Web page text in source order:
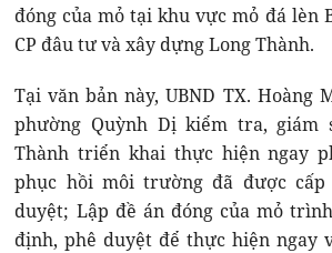
đóng của mỏ tại khu vực mỏ đá lèn
CP đâu tư và xây dựng Long Thành.
Tại văn bản này, UBND TX. Hoàng
phường Quỳnh Dị kiểm tra, giám
Thành triển khai thực hiện ngay
phục hồi môi trường đã được cấp
duyệt; Lập đề án đóng của mỏ
định, phê duyệt để thực hiện ngay